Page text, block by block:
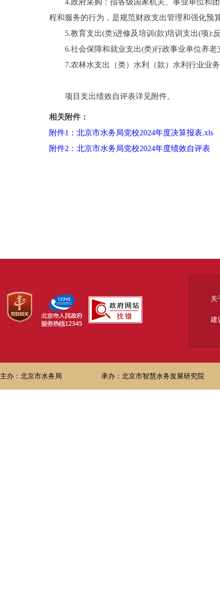
4.政府采购：指各级国家机关、事业单位和团
程和服务的行为，是规范财政支出管理和强化预
5.教育支出(类)进修及培训(款)培训支出(项):
6.社会保障和就业支出(类)行政事业单位养老
7.农林水支出（类）水利（款）水利行业业务
项目支出绩效自评表详见附件。
相关附件：
附件1：北京市水务局党校2024年度决算报表.xls
附件2：北京市水务局党校2024年度绩效自评表
关
建
主办：北京市水务局 承办：北京市智慧水务发展研究院